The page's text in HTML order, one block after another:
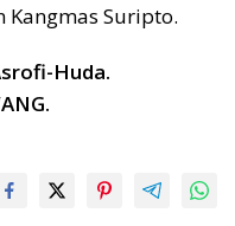
Suripto.
Huda.